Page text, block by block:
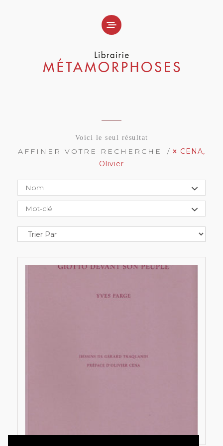
Voici le seul résultat
AFFINER VOTRE RECHERCHE
CENA,
Olivier
Nom
Mot-clé